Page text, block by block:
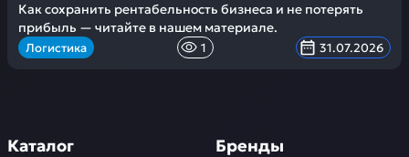
Как сохранить рентабельность бизнеса и не потерять
прибыль — читайте в нашем материале.
Логистика 1 31.07.2026
Каталог Бренды